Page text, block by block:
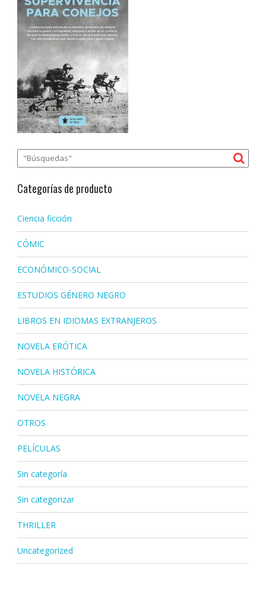
Categorías de producto
Ciencia ficción
CÓMIC
ECONÓMICO-SOCIAL
ESTUDIOS GÉNERO NEGRO
LIBROS EN IDIOMAS EXTRANJEROS
NOVELA ERÓTICA
NOVELA HISTÓRICA
NOVELA NEGRA
OTROS
PELÍCULAS
Sin categoría
Sin categorizar
THRILLER
Uncategorized